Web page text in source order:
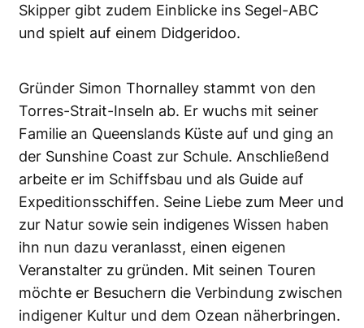
Skipper gibt zudem Einblicke ins Segel-ABC
und spielt auf einem Didgeridoo.
Gründer Simon Thornalley stammt von den
Torres-Strait-Inseln ab. Er wuchs mit seiner
Familie an Queenslands Küste auf und ging an
der Sunshine Coast zur Schule. Anschließend
arbeite er im Schiffsbau und als Guide auf
Expeditionsschiffen. Seine Liebe zum Meer und
zur Natur sowie sein indigenes Wissen haben
ihn nun dazu veranlasst, einen eigenen
Veranstalter zu gründen. Mit seinen Touren
möchte er Besuchern die Verbindung zwischen
indigener Kultur und dem Ozean näherbringen.